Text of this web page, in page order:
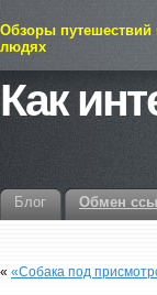
Обзоры путешествий
людях
Как
Блог Обмен
« «Собака под